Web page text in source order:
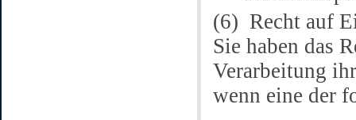
(6) Recht auf
Sie haben das
Verarbeitung
wenn eine der